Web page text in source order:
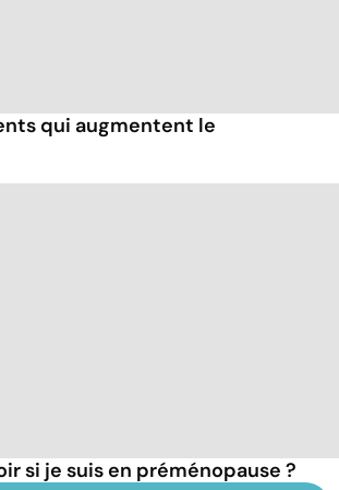
qui augmentent le
si je suis en préménopause ?